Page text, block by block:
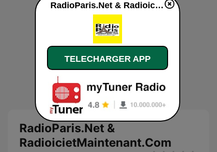
RadioParis.Net &
RadioicietMaintenant.Com
RadioParis.Net & RadioicietMaintenant.Com en ligne
TELECHARGER APP